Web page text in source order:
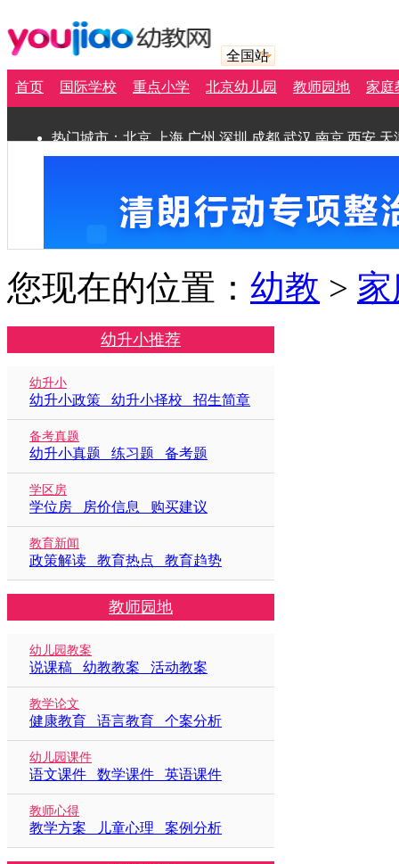
全国站
首页 国际学校 重点小学 北京幼儿园 教师园地 家庭
热门城市：北京 上海 广州 深圳 成都 武汉 南京 西安 天
您现在的位置： 幼教 >
幼升小推荐
幼升小
幼升小政策 幼升小择校 招生简章
备考真题
幼升小真题 练习题 备考题
学区房
学位房 房价信息 购买建议
教育新闻
政策解读 教育热点 教育趋势
教师园地
幼儿园教案
说课稿 幼教教案 活动教案
教学论文
健康教育 语言教育 个案分析
幼儿园课件
语文课件 数学课件 英语课件
教师心得
教学方案 儿童心理 案例分析